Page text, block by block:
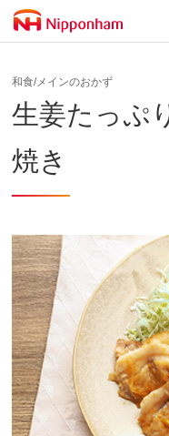
和食/メインのおかず
生姜たっぷ
焼き